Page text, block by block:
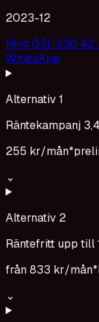
2023-12
Ring 031-330 42
WhatsApp
Alternativ 1
Räntekampanj
255 kr/mån*
⌄
Alternativ 2
Räntefritt upp till
från833 kr/mån*
⌄